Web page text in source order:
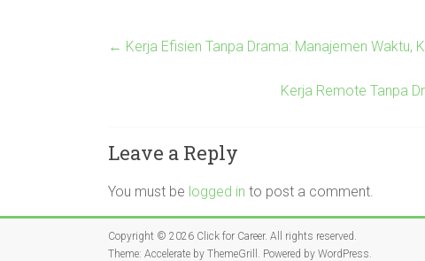
← Kerja Efisien Tanpa Drama: Manajemen Waktu,
Kerja Remote Tanpa
Leave a Reply
You must be logged in to post a comment.
Copyright © 2026 Click for Career. All rights reserved.
Theme: Accelerate by ThemeGrill. Powered by WordPress.